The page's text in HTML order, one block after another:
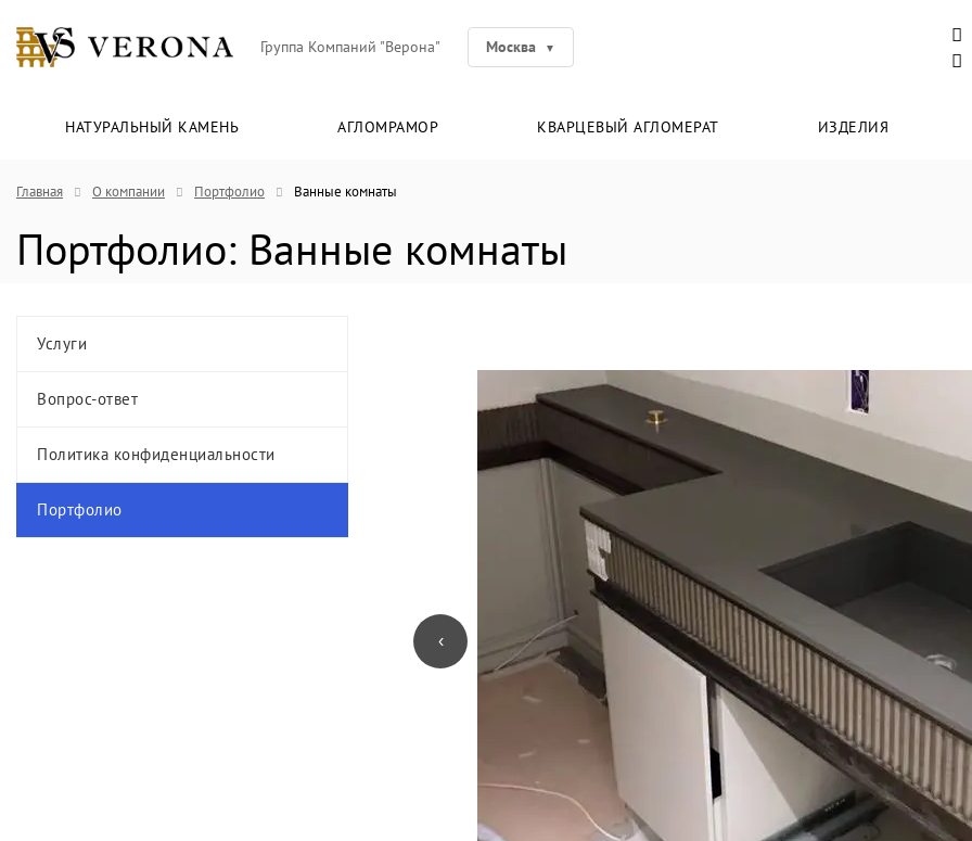
Группа Компаний "Верона" Москва
НАТУРАЛЬНЫЙ КАМЕНЬ АГЛОМРАМОР КВАРЦЕВЫЙ АГЛОМЕРАТ ИЗДЕЛИЯ
Главная О компании Портфолио Ванные комнаты
Портфолио: Ванные комнаты
Услуги
Вопрос-ответ
Политика конфиденциальности
Портфолио
‹